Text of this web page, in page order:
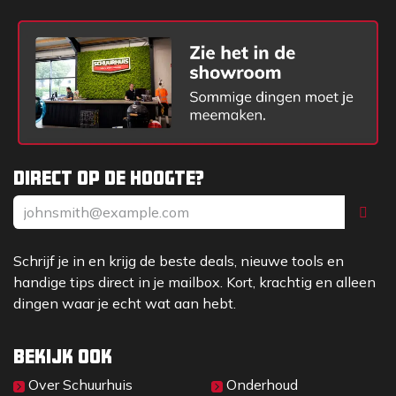
Direct op de hoogte?
Schrijf je in en krijg de beste deals, nieuwe tools en
handige tips direct in je mailbox. Kort, krachtig en alleen
dingen waar je echt wat aan hebt.
Bekijk ook
Over Sc​huurhuis
Onderhoud